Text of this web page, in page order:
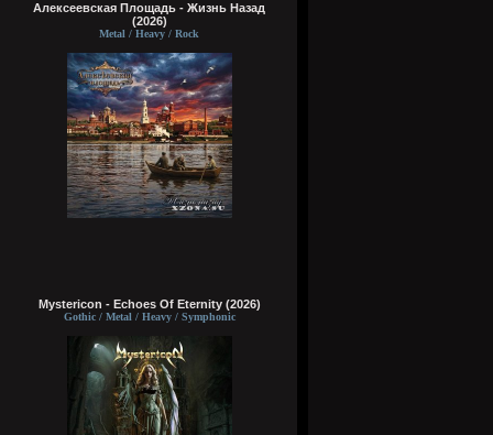
Алексеевская Площадь - Жизнь Назад
(2026)
Metal / Heavy / Rock
Mystericon - Echoes Of Eternity (2026)
Gothic / Metal / Heavy / Symphonic